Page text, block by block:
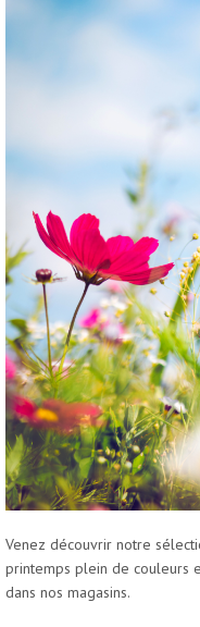
ACTUALITÉS
CONTACT JARDINERIES
Venez découvrir notre
printemps plein de couleurs
dans nos magasins.